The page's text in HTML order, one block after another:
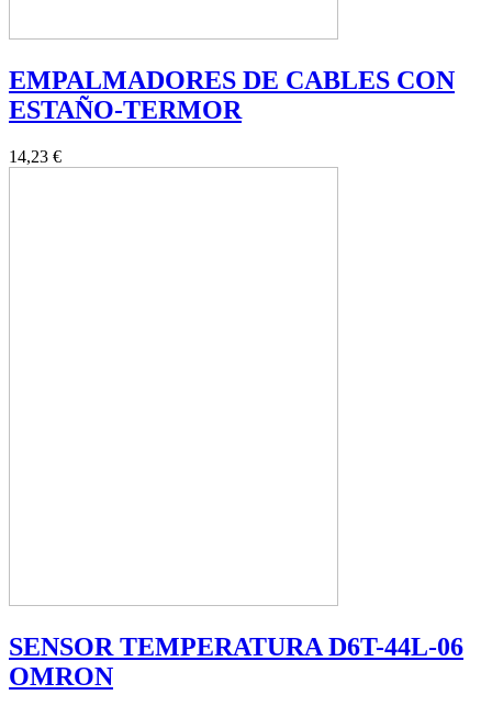
EMPALMADORES DE CABLES CON
ESTAÑO-TERMOR
14,23 €
SENSOR TEMPERATURA D6T-44L-06
OMRON